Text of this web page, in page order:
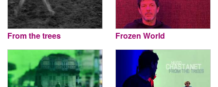
From the trees Frozen World